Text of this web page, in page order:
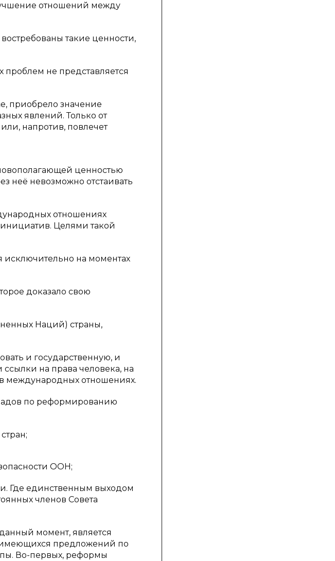
отношений между
такие ценности,
не представляется
приобрело значение
явлений. Только от
напротив, повлечет
ценностью
неё невозможно отстаивать
отношениях
Целями такой
исключительно на моментах
доказало свою
Наций) страны,
и государственную, и
на права человека, на
международных отношениях.
по реформированию
ООН;
Где единственным выходом
членов Совета
момент, является
предложений по
Во-первых, реформы